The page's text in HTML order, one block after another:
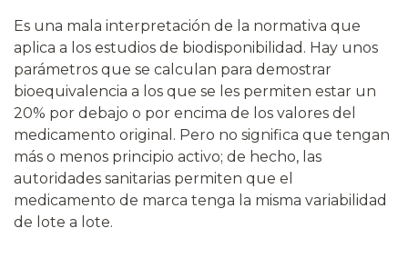
Es una mala interpretación de la normativa que
aplica a los estudios de biodisponibilidad. Hay unos
parámetros que se calculan para demostrar
bioequivalencia a los que se les permiten estar un
20% por debajo o por encima de los valores del
medicamento original. Pero no significa que tengan
más o menos principio activo; de hecho, las
autoridades sanitarias permiten que el
medicamento de marca tenga la misma variabilidad
de lote a lote.